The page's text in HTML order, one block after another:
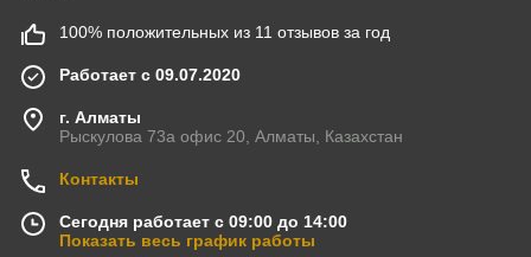
100% положительных из 11 отзывов за год
Работает с 09.07.2020
г. Алматы
Рыскулова 73а офис 20, Алматы, Казахстан
Контакты
Сегодня работает с 09:00 до 14:00
Показать весь график работы